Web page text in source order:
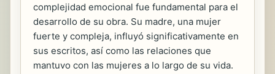
complejidad emocional fue fundamental para el
desarrollo de su obra. Su madre, una mujer
fuerte y compleja, influyó significativamente en
sus escritos, así como las relaciones que
mantuvo con las mujeres a lo largo de su vida.